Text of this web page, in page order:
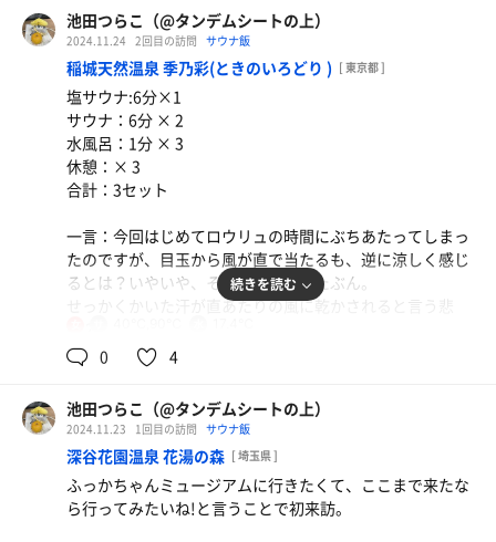
野菜塩タンメン
平めんで美味しい！
長崎チャンポン麺
一休ラーメン オロポを添えて
池田つらこ（@タンデムシートの上）
2024.11.24 2回目の訪問 サウナ飯
稲城天然温泉 季乃彩(ときのいろどり ) [ 東京都 ]
塩サウナ:6分×1
サウナ：6分 × 2
水風呂：1分 × 3
休憩：× 3
合計：3セット
一言：今回はじめてロウリュの時間にぶちあたってしまっ
たのですが、目玉から風が直で当たるも、逆に涼しく感じ
るとは？いやいや、それは錯覚よ！たぶん。
せっかくかいた汗が直あたりの風に乾かされると言う悲
風の方向が間違って気がするのです。
な？と。
風が止んだら上から熱い空気が降りて来て、それがいい感
じに気持ちよかったり。
風は吹かせばいいってもんじゃ無いよねって。
水風呂はいい感じで、外気浴スペースも気持ち良いだけに
ちょっぴり残念なんだな…。
続きを読む
0 4
池田つらこ（@タンデムシートの上）
2024.11.23 1回目の訪問 サウナ飯
深谷花園温泉 花湯の森 [ 埼玉県 ]
ふっかちゃんミュージアムに行きたくて、ここまで来たな
ら行ってみたいね!と言うことで初来訪。